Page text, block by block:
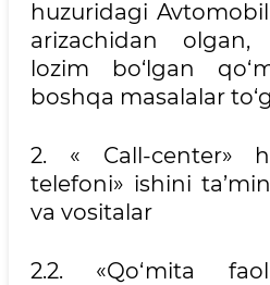
huzuridagi Avtomobil
arizachidan olgan,
lozim bo‘lgan
boshqa masalalar
2. « Call-center»
telefoni» ishini
va vositalar
2.2. «Qo‘mita